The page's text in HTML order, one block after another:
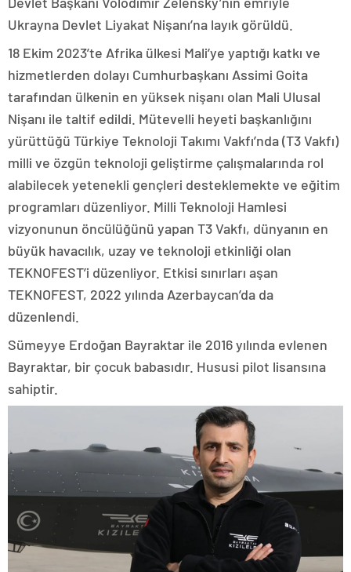
Ukrayna Devlet Liyakat Nişanı’na layık görüldü.
18 Ekim 2023’te Afrika ülkesi Mali’ye yaptığı katkı ve
hizmetlerden dolayı Cumhurbaşkanı Assimi Goita
tarafından ülkenin en yüksek nişanı olan Mali Ulusal
Nişanı ile taltif edildi. Mütevelli heyeti başkanlığını
yürüttüğü Türkiye Teknoloji Takımı Vakfı’nda (T3 Vakfı)
milli ve özgün teknoloji geliştirme çalışmalarında rol
alabilecek yetenekli gençleri desteklemekte ve eğitim
programları düzenliyor. Milli Teknoloji Hamlesi
vizyonunun öncülüğünü yapan T3 Vakfı, dünyanın en
büyük havacılık, uzay ve teknoloji etkinliği olan
TEKNOFEST’i düzenliyor. Etkisi sınırları aşan
TEKNOFEST, 2022 yılında Azerbaycan’da da
düzenlendi.
Sümeyye Erdoğan Bayraktar ile 2016 yılında evlenen
Bayraktar, bir çocuk babasıdır. Hususi pilot lisansına
sahiptir.